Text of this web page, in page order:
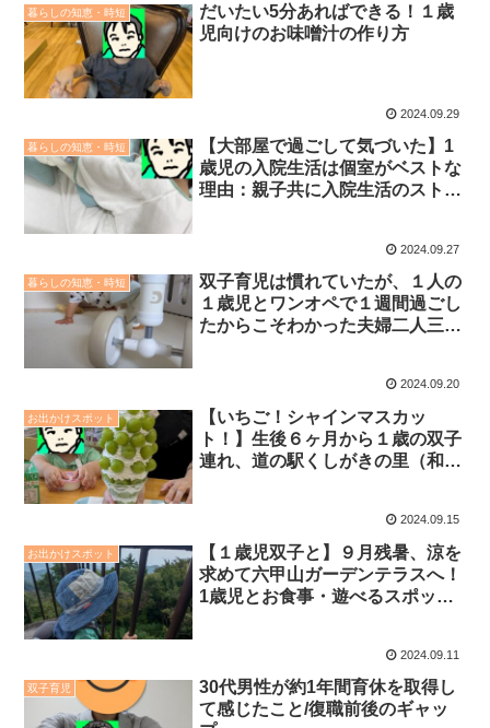
暮らしの知恵・時短
だいたい5分あればできる！１歳
児向けのお味噌汁の作り方
2024.09.29
暮らしの知恵・時短
【大部屋で過ごして気づいた】1
歳児の入院生活は個室がベストな
理由：親子共に入院生活のストレ
2024.09.27
暮らしの知恵・時短
双子育児は慣れていたが、１人の
１歳児とワンオペで１週間過ごし
たからこそわかった夫婦二人三脚
2024.09.20
お出かけスポット
【いちご！シャインマスカッ
ト！】生後６ヶ月から１歳の双子
連れ、道の駅くしがきの里（和歌
2024.09.15
お出かけスポット
【１歳児双子と】９月残暑、涼を
求めて六甲山ガーデンテラスへ！
1歳児とお食事・遊べるスポット
2024.09.11
双子育児
30代男性が約1年間育休を取得し
て感じたこと/復職前後のギャッ